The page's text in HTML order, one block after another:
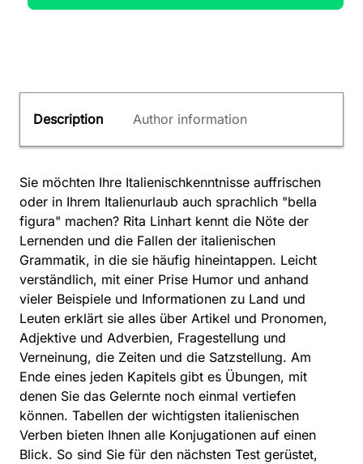
Description Author information
Sie möchten Ihre Italienischkenntnisse auffrischen
oder in Ihrem Italienurlaub auch sprachlich "bella
figura" machen? Rita Linhart kennt die Nöte der
Lernenden und die Fallen der italienischen
Grammatik, in die sie häufig hineintappen. Leicht
verständlich, mit einer Prise Humor und anhand
vieler Beispiele und Informationen zu Land und
Leuten erklärt sie alles über Artikel und Pronomen,
Adjektive und Adverbien, Fragestellung und
Verneinung, die Zeiten und die Satzstellung. Am
Ende eines jeden Kapitels gibt es Übungen, mit
denen Sie das Gelernte noch einmal vertiefen
können. Tabellen der wichtigsten italienischen
Verben bieten Ihnen alle Konjugationen auf einen
Blick. So sind Sie für den nächsten Test gerüstet,